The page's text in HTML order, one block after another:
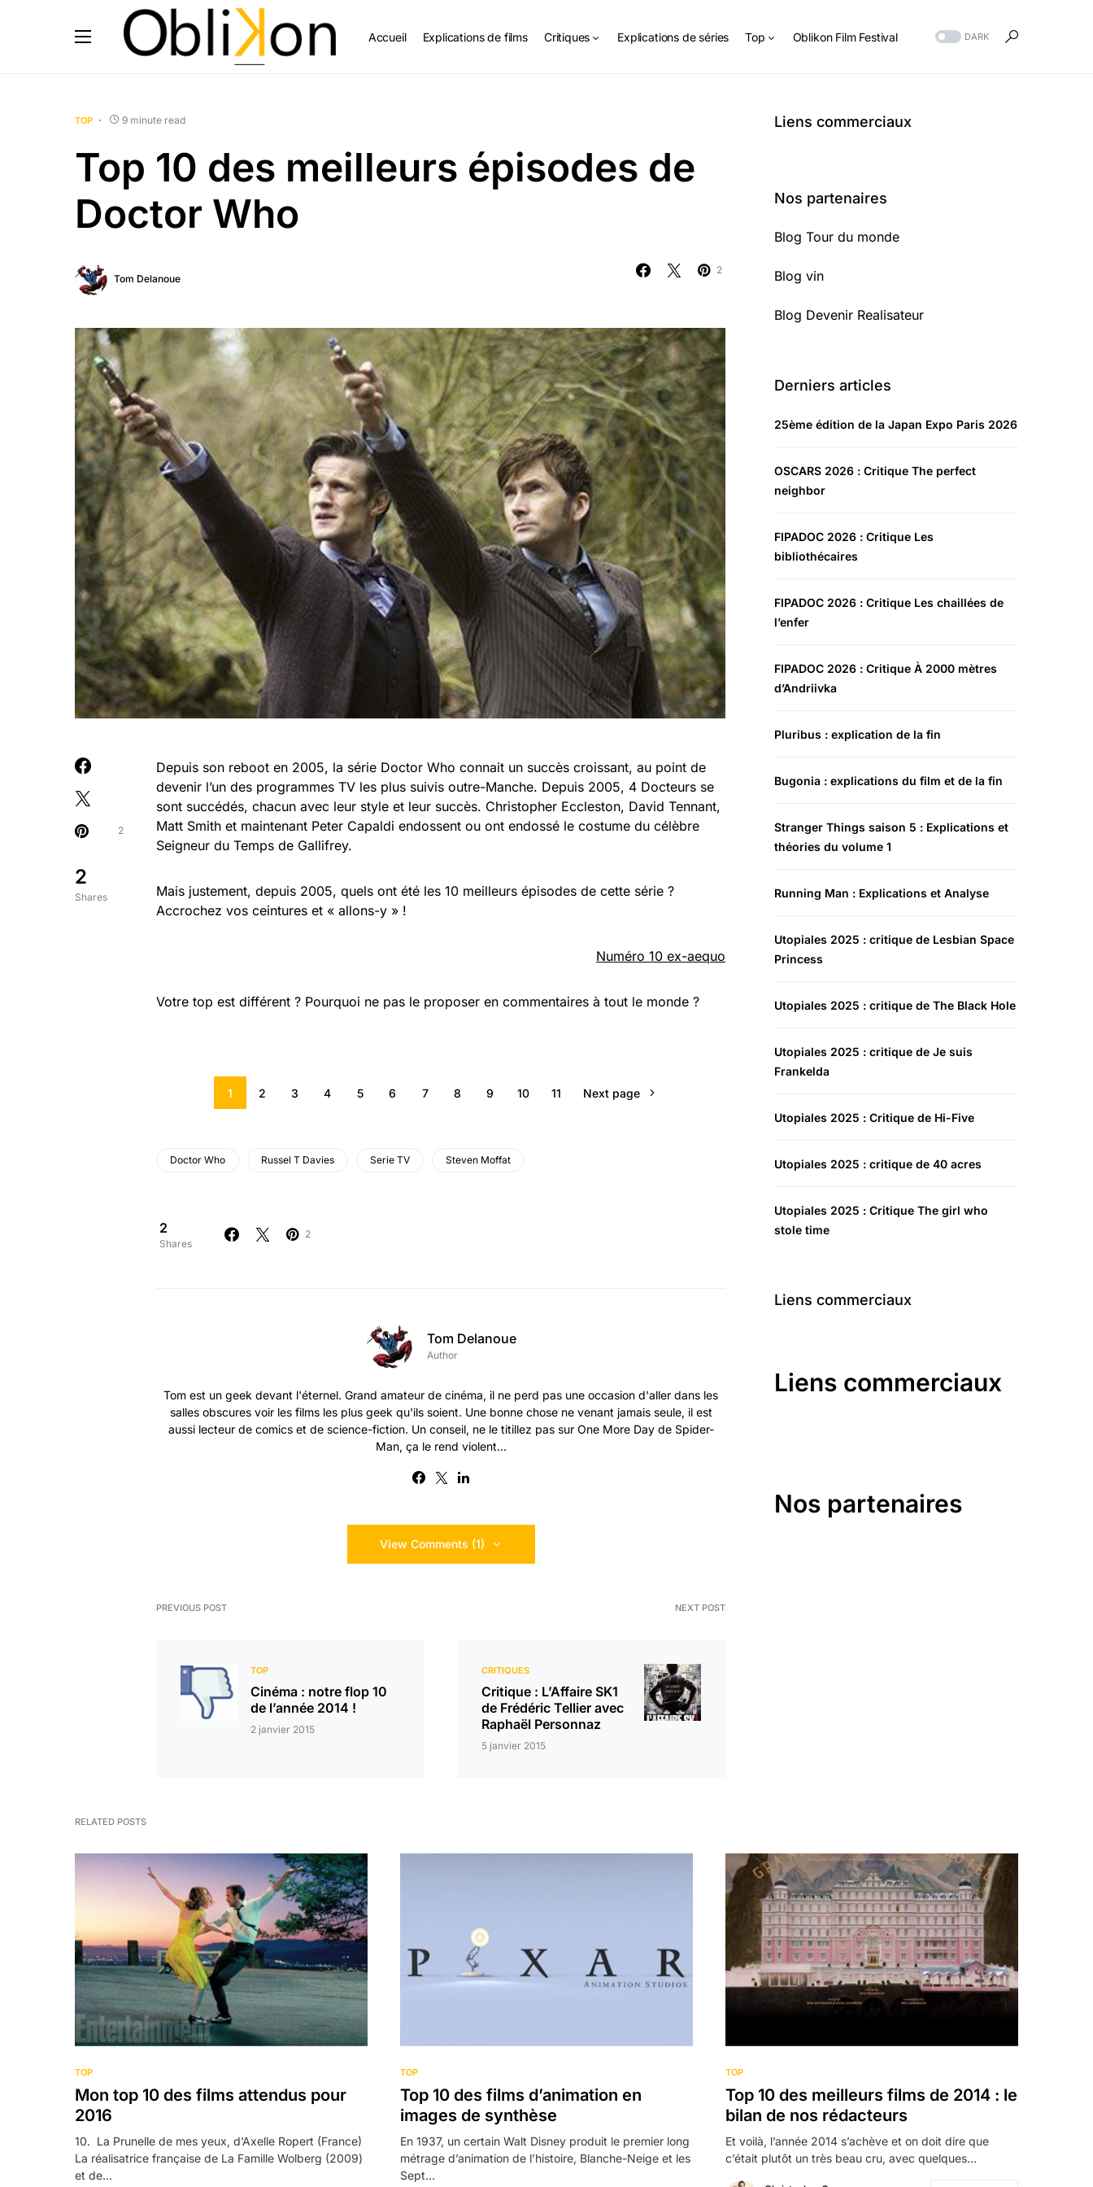
Accueil Explications de films Critiques Explications de séries Top Oblikon Film Festival DARK
TOP 9 minute read
Top 10 des meilleurs épisodes de
Doctor Who
Tom Delanoue
2
2
Shares
2
Depuis son reboot en 2005, la série Doctor Who connait un succès croissant, au point de
devenir l’un des programmes TV les plus suivis outre-Manche. Depuis 2005, 4 Docteurs se
sont succédés, chacun avec leur style et leur succès. Christopher Eccleston, David Tennant,
Matt Smith et maintenant Peter Capaldi endossent ou ont endossé le costume du célèbre
Seigneur du Temps de Gallifrey.
Mais justement, depuis 2005, quels ont été les 10 meilleurs épisodes de cette série ?
Accrochez vos ceintures et « allons-y » !
Numéro 10 ex-aequo
Votre top est différent ? Pourquoi ne pas le proposer en commentaires à tout le monde ?
1 2 3 4 5 6 7 8 9 10 11 Next page
Doctor Who Russel T Davies Serie TV Steven Moffat
2
Shares
2
Tom Delanoue
Author
Tom est un geek devant l'éternel. Grand amateur de cinéma, il ne perd pas une occasion d'aller dans les
salles obscures voir les films les plus geek qu'ils soient. Une bonne chose ne venant jamais seule, il est
aussi lecteur de comics et de science-fiction. Un conseil, ne le titillez pas sur One More Day de Spider-
Man, ça le rend violent...
View Comments (1)
PREVIOUS POST
TOP
Cinéma : notre flop 10
de l’année 2014 !
2 janvier 2015
NEXT POST
CRITIQUES
Critique : L’Affaire SK1
de Frédéric Tellier avec
Raphaël Personnaz
5 janvier 2015
Liens commerciaux
Nos partenaires
Blog Tour du monde
Blog vin
Blog Devenir Realisateur
Derniers articles
25ème édition de la Japan Expo Paris 2026
OSCARS 2026 : Critique The perfect
neighbor
FIPADOC 2026 : Critique Les
bibliothécaires
FIPADOC 2026 : Critique Les chaillées de
l’enfer
FIPADOC 2026 : Critique À 2000 mètres
d’Andriivka
Pluribus : explication de la fin
Bugonia : explications du film et de la fin
Stranger Things saison 5 : Explications et
théories du volume 1
Running Man : Explications et Analyse
Utopiales 2025 : critique de Lesbian Space
Princess
Utopiales 2025 : critique de The Black Hole
Utopiales 2025 : critique de Je suis
Frankelda
Utopiales 2025 : Critique de Hi-Five
Utopiales 2025 : critique de 40 acres
Utopiales 2025 : Critique The girl who
stole time
Liens commerciaux
Liens commerciaux
Nos partenaires
RELATED POSTS
TOP
Mon top 10 des films attendus pour
2016
10. La Prunelle de mes yeux, d’Axelle Ropert (France)
La réalisatrice française de La Famille Wolberg (2009)
et de…
TOP
Top 10 des films d’animation en
images de synthèse
En 1937, un certain Walt Disney produit le premier long
métrage d’animation de l’histoire, Blanche-Neige et les
Sept…
TOP
Top 10 des meilleurs films de 2014 : le
bilan de nos rédacteurs
Et voilà, l’année 2014 s’achève et on doit dire que
c’était plutôt un très beau cru, avec quelques…